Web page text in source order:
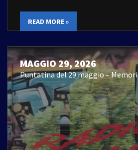
READ MORE »
MAGGIO 29, 2026
Puntatina del 29 maggio –